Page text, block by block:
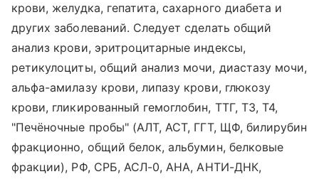
крови, желудка, гепатита, сахарного диабета и
других заболеваний. Следует сделать общий
анализ крови, эритроцитарные индексы,
ретикулоциты, общий анализ мочи, диастазу мочи,
альфа-амилазу крови, липазу крови, глюкозу
крови, гликированный гемоглобин, ТТГ, Т3, Т4,
"Печёночные пробы" (АЛТ, АСТ, ГГТ, ЩФ, билирубин
фракционно, общий белок, альбумин, белковые
фракции), РФ, СРБ, АСЛ-0, АНА, АНТИ-ДНК,